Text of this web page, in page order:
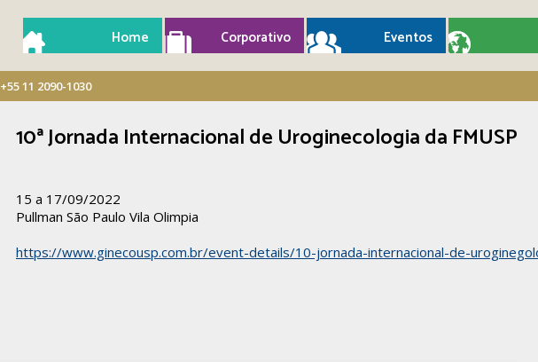
Home Corporativo Eventos
+55 11 2090-1030
10ª Jornada Internacional de Uroginecologia da FMUSP
15 a 17/09/2022
Pullman São Paulo Vila Olimpia
https://www.ginecousp.com.br/event-details/10-jornada-internacional-de-